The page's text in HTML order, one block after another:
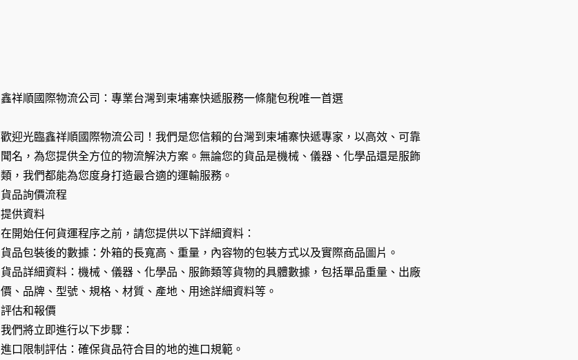
鑫祥順國際物流公司：專業台灣到柬埔寨快遞服務一條龍包稅唯一首選
歡迎光臨鑫祥順國際物流公司！我們是您信賴的台灣到柬埔寨快遞專家，以高效、可靠
聞名，為您提供全方位的物流解決方案。無論您的貨品是機械、儀器、化學品還是服飾
類，我們都能為您度身打造最合適的運輸服務。
貨品詢價流程
提供資料
在開始任何貨運程序之前，請您提供以下詳細資料：
貨品包裝後的數據：外箱的長寬高、重量，內容物的包裝方式以及實際商品圖片。
貨品詳細資料：機械、儀器、化學品、服飾類等貨物的具體數據，包括單品重量、出廠
價、品牌、型號、規格、材質、產地、用途詳細資料等。
評估和報價
我們將立即進行以下步驟：
進口限制評估：確保貨品符合目的地的進口規範。